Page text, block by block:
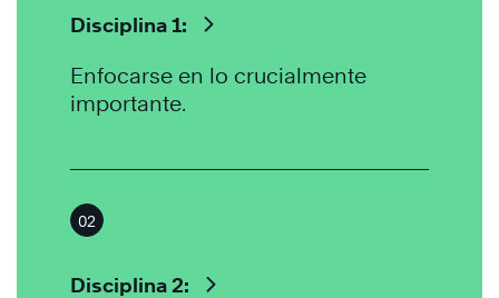
Disciplina 1:
Enfocarse en lo crucialmente
importante.
02
Disciplina 2: